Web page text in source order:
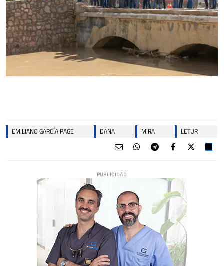
EMILIANO GARCÍA PAGE DANA MIRA LETUR